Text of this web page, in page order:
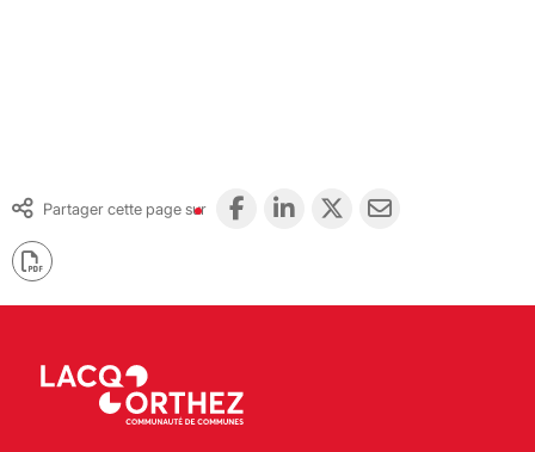
Partager cette page sur